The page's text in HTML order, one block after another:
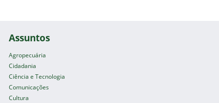
Assuntos
Agropecuária
Cidadania
Ciência e Tecnologia
Comunicações
Cultura